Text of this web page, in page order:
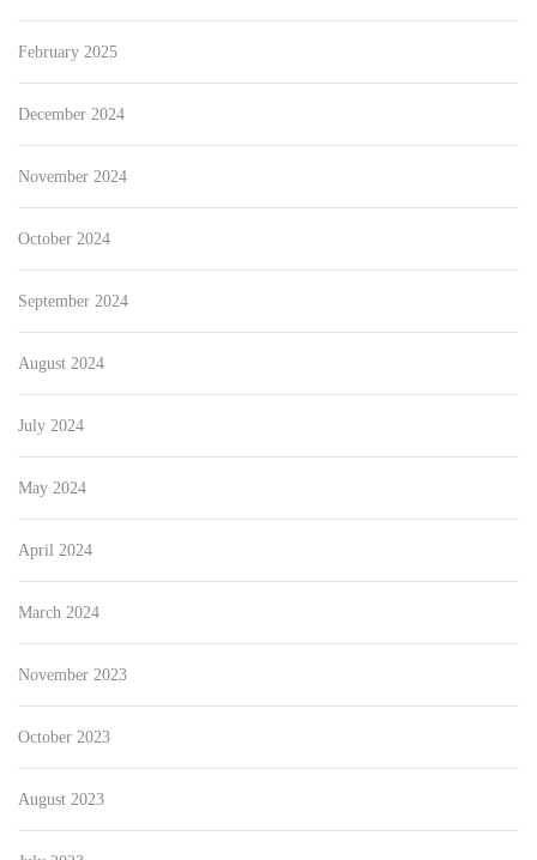
February 2025
December 2024
November 2024
October 2024
September 2024
August 2024
July 2024
May 2024
April 2024
March 2024
November 2023
October 2023
August 2023